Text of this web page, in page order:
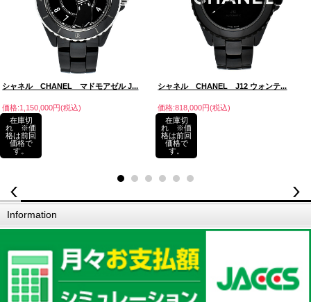
シャネル CHANEL マドモアゼル J...
価格:1,150,000円(税込)
在庫切
れ ※価
格は前回
価格で
す。
シャネル CHANEL J12 ウォンテ...
価格:818,000円(税込)
在庫切
れ ※価
格は前回
価格で
す。
Information